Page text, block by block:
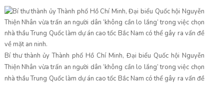
Bí thư thành ủy Thành phố Hồ Chí Minh, Đại biểu Quốc hội Nguyễn
Thiện Nhân vừa trấn an người dân ‘không cần lo lắng’ trong việc chọn
nhà thầu Trung Quốc làm dự án cao tốc Bắc Nam có thể gây ra vấn đề